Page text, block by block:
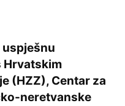
uspješnu
Hrvatskim
(HZZ), Centar za
neretvanske